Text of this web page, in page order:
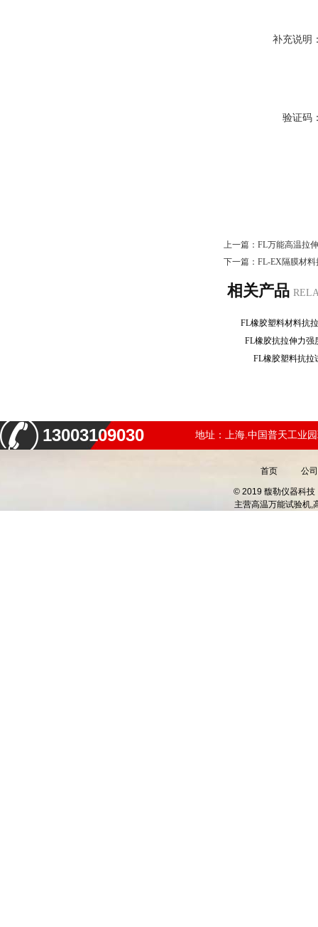
补充说明
验证码
上一篇： FL万能高温拉
下一篇： FL-EX隔膜材
相关产品
FL橡胶塑料材料抗
FL橡胶抗拉伸力
FL橡胶塑料抗
13003109030 地址：上海.中国普天工业
首页 公
© 2019 馥勒仪器科技
主营高温万能试验机,